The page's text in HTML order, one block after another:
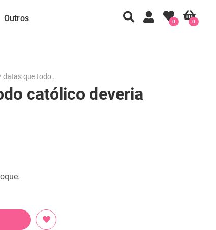
Outros 0
0
datas que todo…
católico deveria